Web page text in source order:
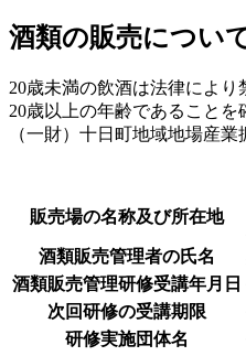
酒類の販売につい
20歳未満の飲酒は法律により
20歳以上の年齢であることを
（一財）十日町地域地場産
販売場の名称及び所在地
酒類販売管理者の氏名
酒類販売管理研修受講年月日
次回研修の受講期限
研修実施団体名